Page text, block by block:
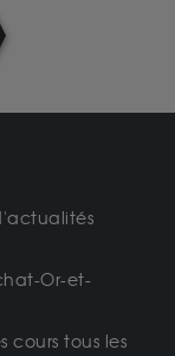
Or-et-
cours tous les